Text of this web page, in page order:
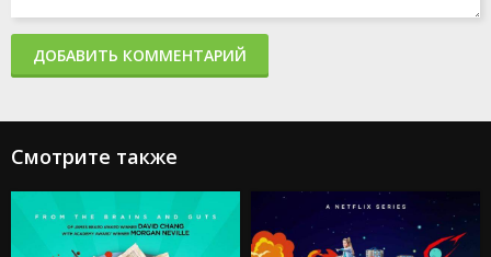
ДОБАВИТЬ КОММЕНТАРИЙ
Смотрите также